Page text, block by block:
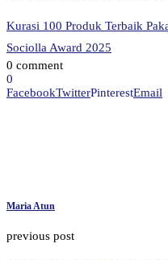
Kurasi 100 Produk Terbaik
Sociolla Award 2025
0 comment
0
FacebookTwitterPinterestEmail
Maria Atun
previous post